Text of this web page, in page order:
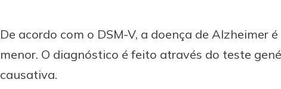
De acordo com o DSM-V, a doença de
menor. O diagnóstico é feito através do teste
causativa.